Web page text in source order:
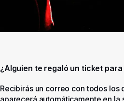
¿Alguien te regaló un ticket
Recibirás un correo con todos los